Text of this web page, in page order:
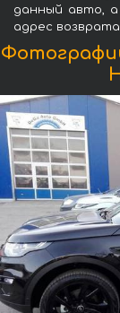
данный авто,
адрес